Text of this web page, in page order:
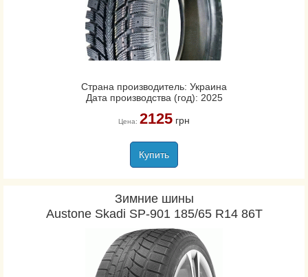
Страна производитель: Украина
Дата производства (год): 2025
Цена: 2125грн
Купить
Зимние шины
Austone Skadi SP-901 185/65 R14 86T